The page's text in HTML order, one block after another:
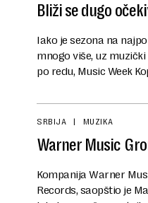
Bliži se dugo
Iako je sezona na
mnogo više, uz
po redu, Music Week
SRBIJA MUZIKA
Warner Music
Kompanija Warner
Records, saopštio je